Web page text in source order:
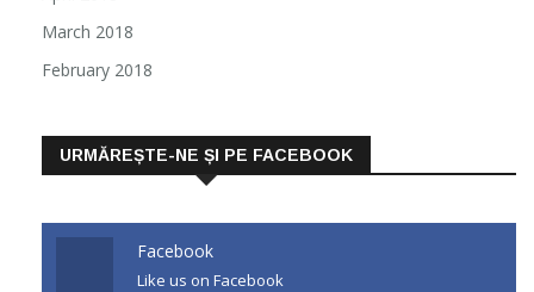
March 2018
February 2018
URMĂREȘTE-NE ȘI PE FACEBOOK
Facebook
Like us on Facebook